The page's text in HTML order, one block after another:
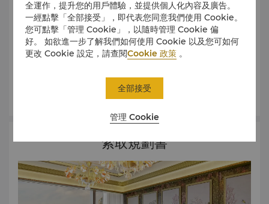
由我們專業的活動顧問精心設計與策劃。 非凡美饌饗宴、奢華
雅致的宴會主題及靈活多變的場地布置能配合各類型的活動需
要，將為您和賓客創造難忘的體驗。
米芝蓮星級餐飲團隊
酒店餐飲服務由米芝蓮星級廚師掌舵，為您帶來私人定製的頂
級美食。從精緻茶點到豐盛的多道菜晚餐，我們的專業團隊將
為您的賓客呈獻難忘的用餐體驗，讓他們賓至如歸。
嬰兒及生日派對
從時尚的生日聚會到嬰兒派對，港島香格里拉從佈置到餐飲都
events.isl@shangri-la.com獲取更多信息。
了解更多
索取規劃書
全運作，提升您的用戶體驗，並提供個人化內容及廣告。
一經點擊「全部接受」，即代表您同意我們使用 Cookie。
您可點擊「管理 Cookie」，以隨時管理 Cookie 偏
好。 如欲進一步了解我們如何使用 Cookie 以及您可如何
更改 Cookie 設定，請查閱Cookie 政策 。
管理 Cookie
全部接受